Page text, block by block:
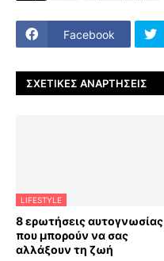
Facebook
ΣΧΕΤΙΚΈΣ ΑΝΑΡΤΉΣΕΙΣ
LIFESTYLE
8 ερωτήσεις αυτογνωσίας
που μπορούν να σας
αλλάξουν τη ζωή